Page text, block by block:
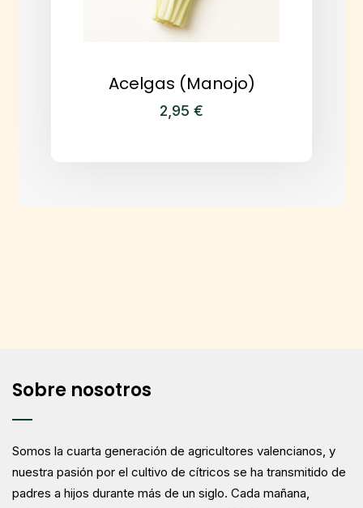
Acelgas (manojo)
2,95 €
Sobre nosotros
Somos la cuarta generación de agricultores valencianos, y
nuestra pasión por el cultivo de cítricos se ha transmitido de
padres a hijos durante más de un siglo. Cada mañana,